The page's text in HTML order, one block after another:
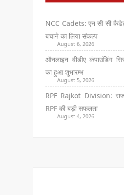
NCC Cadets: एन सी सी
बचाने का लिया संकल्प
August 6, 2026
ऑनलाइन वीडीए कंपाउंडिंग
का हुआ शुभारम्भ
August 5, 2026
RPF Rajkot Division:
RPF की बड़ी सफलता
August 4, 2026